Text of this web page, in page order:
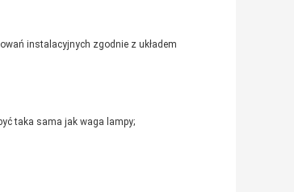
instalacyjnych zgodnie z układem
taka sama jak waga lampy;